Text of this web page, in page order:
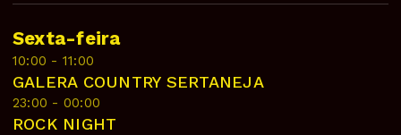
Sexta-feira
10:00 - 11:00
GALERA COUNTRY SERTANEJA
23:00 - 00:00
ROCK NIGHT